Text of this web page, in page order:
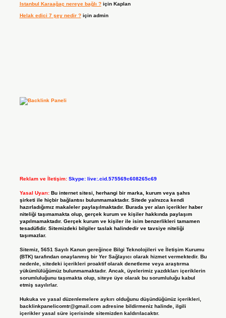
Istanbul Karaağaç nereye bağlı ?için Kaplan
Helak edici 7 şey nedir ?için admin
Reklam ve İletişim: Skype: live:.cid.575569c608265c69
Yasal Uyarı: Bu internet sitesi, herhangi bir marka, kurum veya şahıs
şirketi ile hiçbir bağlantısı bulunmamaktadır. Sitede yalnızca kendi
hazırladığımız makaleler paylaşılmaktadır. Burada yer alan içerikler haber
niteliği taşımamakta olup, gerçek kurum ve kişiler hakkında paylaşım
yapılmamaktadır. Gerçek kurum ve kişiler ile isim benzerlikleri tamamen
tesadüfidir. Sitemizdeki bilgiler taslak halindedir ve tavsiye niteliği
taşımazlar.
Sitemiz, 5651 Sayılı Kanun gereğince Bilgi Teknolojileri ve İletişim Kurumu
(BTK) tarafından onaylanmış bir Yer Sağlayıcı olarak hizmet vermektedir. Bu
nedenle, sitedeki içerikleri proaktif olarak denetleme veya araştırma
yükümlülüğümüz bulunmamaktadır. Ancak, üyelerimiz yazdıkları içeriklerin
sorumluluğunu taşımakta olup, siteye üye olarak bu sorumluluğu kabul
etmiş sayılırlar.
Hukuka ve yasal düzenlemelere aykırı olduğunu düşündüğünüz içerikleri,
backlinkpanelicomtr@gmail.comadresine bildirmeniz halinde, ilgili
içerikler yasal süre içerisinde sitemizden kaldırılacaktır.